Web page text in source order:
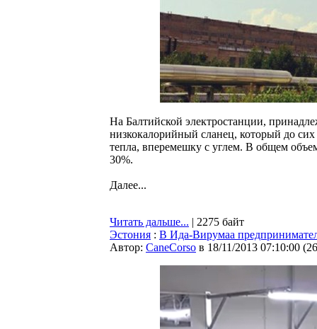
На Балтийской электростанции,
низкокалорийный сланец, который до
тепла, вперемешку с углем. В общем
30%.
Далее...
Читать дальше... | 2275 байт
Эстония : В Ида-Вирумаа
Автор: CaneCorso в 18/11/2013 07:10:00 (